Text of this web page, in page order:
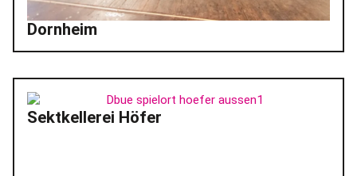
Dornheim
Sektkellerei Höfer